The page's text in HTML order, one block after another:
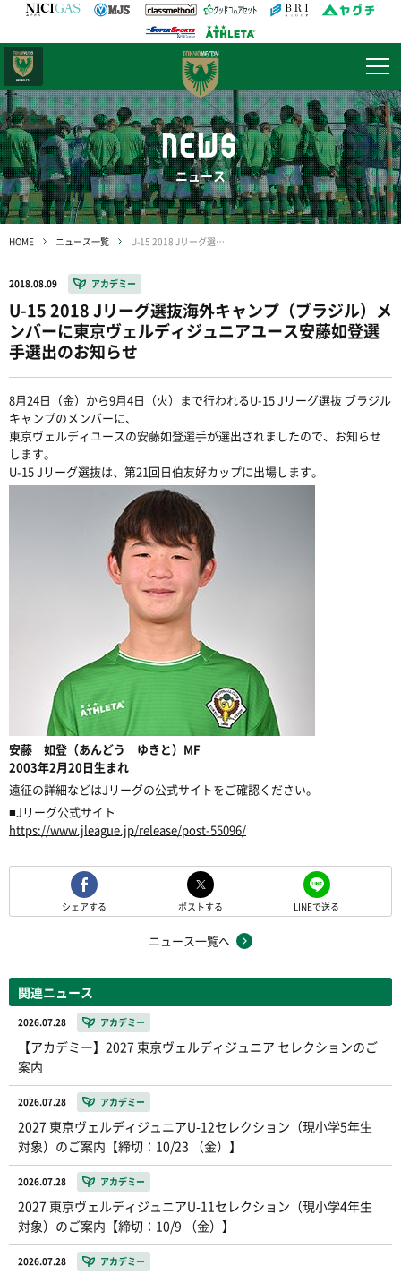
NEWS
ニュース
HOME ニュース一覧 U-15 2018 Jリーグ選抜海外キャンプ（ブラジル）メンバーに東京ヴェルディジュニアユース安藤如登選手選出のお知らせ
2018.08.09 アカデミー
U-15 2018 Jリーグ選抜海外キャンプ（ブラジル）メ
ンバーに東京ヴェルディジュニアユース安藤如登選
手選出のお知らせ
8月24日（金）から9月4日（火）まで行われるU-15 Jリーグ選抜 ブラジル
キャンプのメンバーに、
東京ヴェルディユースの安藤如登選手が選出されましたので、お知らせ
します。
U-15 Jリーグ選抜は、第21回日伯友好カップに出場します。
安藤 如登（あんどう ゆきと）MF
2003年2月20日生まれ
遠征の詳細などはJリーグの公式サイトをご確認ください。
■Jリーグ公式サイト
https://www.jleague.jp/release/post-55096/
シェアする ポストする LINEで送る
ニュース一覧へ
関連ニュース
2026.07.28 アカデミー
【アカデミー】2027 東京ヴェルディジュニア セレクションのご
案内
2026.07.28 アカデミー
2027 東京ヴェルディジュニアU-12セレクション（現小学5年生
対象）のご案内【締切：10/23 （金）】
2026.07.28 アカデミー
2027 東京ヴェルディジュニアU-11セレクション（現小学4年生
対象）のご案内【締切：10/9 （金）】
2026.07.28 アカデミー